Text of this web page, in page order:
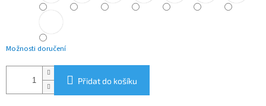
Možnosti doručení
Přidat do košíku